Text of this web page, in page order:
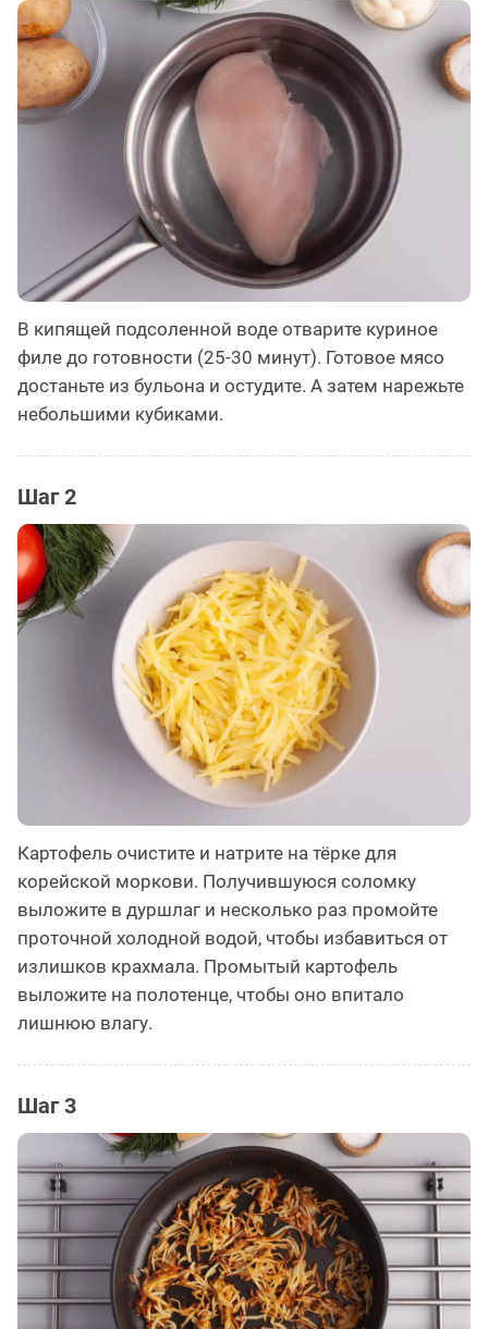
В кипящей подсоленной воде отварите куриное
филе до готовности (25-30 минут). Готовое мясо
достаньте из бульона и остудите. А затем нарежьте
небольшими кубиками.
Шаг 2
Картофель очистите и натрите на тёрке для
корейской моркови. Получившуюся соломку
выложите в дуршлаг и несколько раз промойте
проточной холодной водой, чтобы избавиться от
излишков крахмала. Промытый картофель
выложите на полотенце, чтобы оно впитало
лишнюю влагу.
Шаг 3